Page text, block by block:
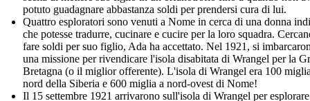
potuto guadagnare abbastanza soldi per prendersi cura di lui.
Quattro esploratori sono venuti a Nome in cerca di una donna
che potesse tradurre, cucinare e cucire per la loro squadra.
fare soldi per suo figlio, Ada ha accettato. Nel 1921, si
una missione per rivendicare l'isola disabitata di Wrangel per la
Bretagna (o il miglior offerente). L'isola di Wrangel era 100
nord della Siberia e 600 miglia a nord-ovest di Nome!
Il 15 settembre 1921 arrivarono sull'isola di Wrangel per